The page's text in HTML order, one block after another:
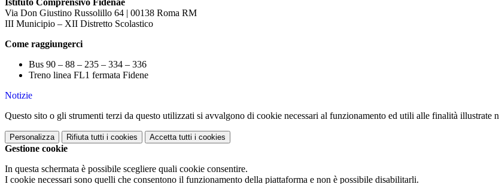
Istituto Comprensivo Fidenae
Via Don Giustino Russolillo 64 | 00138 Roma RM
III Municipio – XII Distretto Scolastico
Come raggiungerci
Bus 90 – 88 – 235 – 334 – 336
Treno linea FL1 fermata Fidene
Notizie
Questo sito o gli strumenti terzi da questo utilizzati si avvalgono di cookie necessari al funzionamento ed utili alle finalità illustrate
Personalizza Rifiuta tutti i cookies Accetta tutti i cookies
Gestione cookie
In questa schermata è possibile scegliere quali cookie consentire.
I cookie necessari sono quelli che consentono il funzionamento della piattaforma e non è possibile disabilitarli.